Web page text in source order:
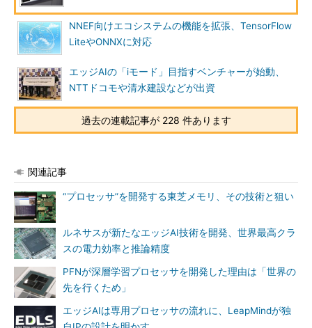
NNEF向けエコシステムの機能を拡張、TensorFlow
LiteやONNXに対応
エッジAIの「iモード」目指すベンチャーが始動、
NTTドコモや清水建設などが出資
過去の連載記事が 228 件あります
関連記事
“プロセッサ”を開発する東芝メモリ、その技術と狙い
ルネサスが新たなエッジAI技術を開発、世界最高クラ
スの電力効率と推論精度
PFNが深層学習プロセッサを開発した理由は「世界の
先を行くため」
エッジAIは専用プロセッサの流れに、LeapMindが独